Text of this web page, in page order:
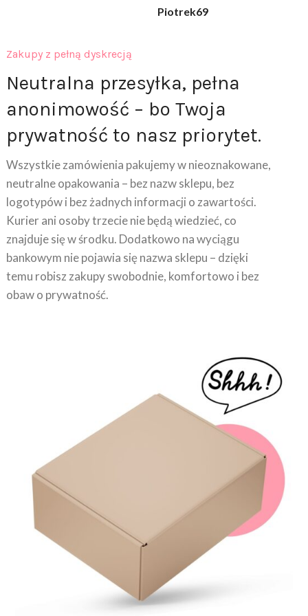
Neutralna przesyłka, pełna
anonimowość – bo Twoja
prywatność to nasz priorytet.
Wszystkie zamówienia pakujemy w nieoznakowane,
neutralne opakowania – bez nazw sklepu, bez
logotypów i bez żadnych informacji o zawartości.
Kurier ani osoby trzecie nie będą wiedzieć, co
znajduje się w środku. Dodatkowo na wyciągu
bankowym nie pojawia się nazwa sklepu – dzięki
temu robisz zakupy swobodnie, komfortowo i bez
obaw o prywatność.